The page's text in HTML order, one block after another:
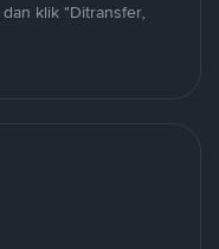
klik "Ditransfer,